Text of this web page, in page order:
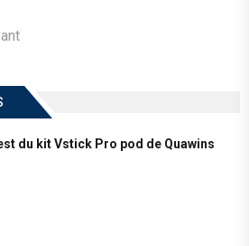
du kit Vstick Pro pod de Quawins